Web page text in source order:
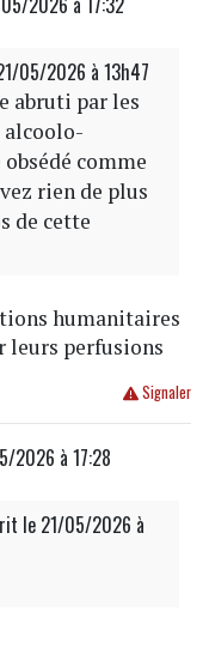
05/2026 à 13h47
abruti par les
alcoolo-
comme
rien de plus
de cette
humanitaires
leurs perfusions
Signaler
2026 à 17:28
le 21/05/2026 à